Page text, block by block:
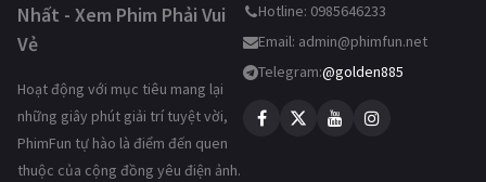
Nhất - Xem Phim Phải Vui
Vẻ
Hoạt động với mục tiêu mang lại
những giây phút giải trí tuyệt vời,
PhimFun tự hào là điểm đến quen
thuộc của cộng đồng yêu điện ảnh.
Hotline: 0985646233
Email: admin@phimfun.net
Telegram:@golden885